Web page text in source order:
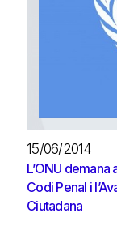
15/06/2014
L’ONU
Codi Penal i
Ciutadana